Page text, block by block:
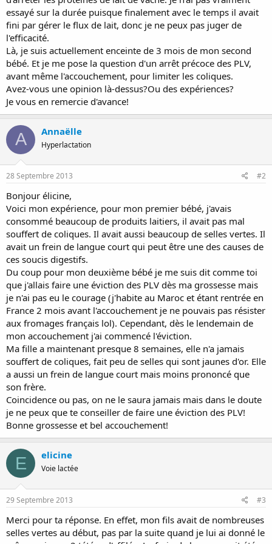
essayé sur la durée puisque finalement avec le temps il avait
fini par gérer le flux de lait, donc je ne peux pas juger de
l'efficacité.
Là, je suis actuellement enceinte de 3 mois de mon second
bébé. Et je me pose la question d'un arrêt précoce des PLV,
avant même l'accouchement, pour limiter les coliques.
Avez-vous une opinion là-dessus?Ou des expériences?
Je vous en remercie d'avance!
A Annaëlle
Hyperlactation
28 Septembre 2013 #2
Bonjour élicine,
Voici mon expérience, pour mon premier bébé, j'avais
consommé beaucoup de produits laitiers, il avait pas mal
souffert de coliques. Il avait aussi beaucoup de selles vertes. Il
avait un frein de langue court qui peut être une des causes de
ces soucis digestifs.
Du coup pour mon deuxième bébé je me suis dit comme toi
que j'allais faire une éviction des PLV dès ma grossesse mais
je n'ai pas eu le courage (j'habite au Maroc et étant rentrée en
France 2 mois avant l'accouchement je ne pouvais pas résister
aux fromages français lol). Cependant, dès le lendemain de
mon accouchement j'ai commencé l'éviction.
Ma fille a maintenant presque 8 semaines, elle n'a jamais
souffert de coliques, fait peu de selles qui sont jaunes d'or. Elle
a aussi un frein de langue court mais moins prononcé que
son frère.
Coincidence ou pas, on ne le saura jamais mais dans le doute
je ne peux que te conseiller de faire une éviction des PLV!
Bonne grossesse et bel accouchement!
E elicine
Voie lactée
29 Septembre 2013 #3
Merci pour ta réponse. En effet, mon fils avait de nombreuses
selles vertes au début, pas par la suite quand je lui ai donné le